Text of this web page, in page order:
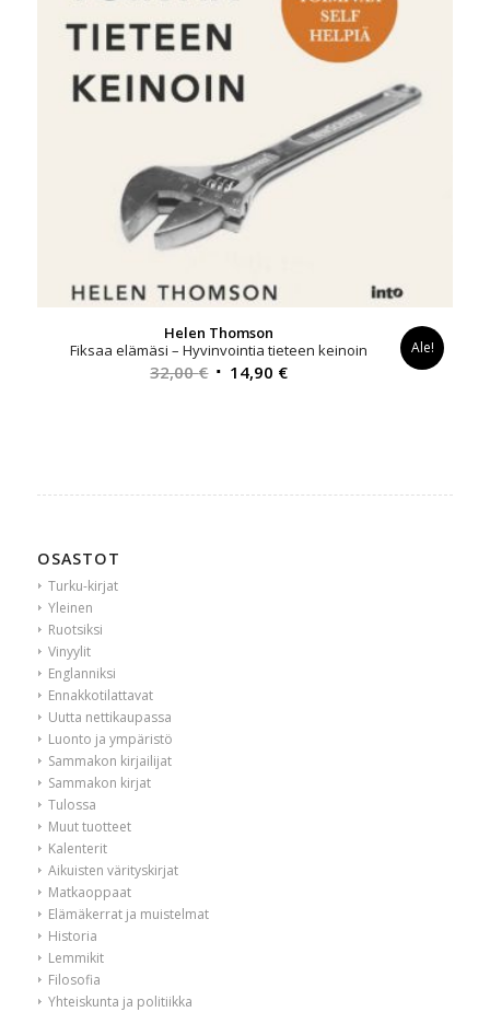
Helen Thomson
Fiksaa elämäsi – Hyvinvointia tieteen keinoin
32,00€ Alkuperäinen
14,90 €Nykyinen
Ale!
OSASTOT
Turku-kirjat
Yleinen
Ruotsiksi
Vinyylit
Englanniksi
Ennakkotilattavat
Uutta nettikaupassa
Luonto ja ympäristö
Sammakon kirjailijat
Sammakon kirjat
Tulossa
Muut tuotteet
Kalenterit
Aikuisten värityskirjat
Matkaoppaat
Elämäkerrat ja muistelmat
Historia
Lemmikit
Filosofia
Yhteiskunta ja politiikka